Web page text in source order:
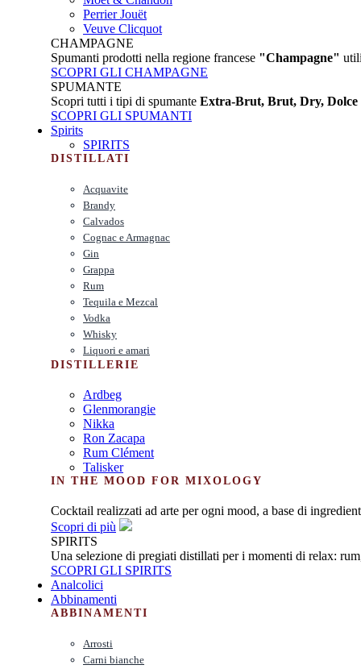
Perrier Jouët
Veuve Clicquot
CHAMPAGNE
Spumanti prodotti nella regione francese "Champagne"
SCOPRI GLI CHAMPAGNE
SPUMANTE
Scopri tutti i tipi di spumante Extra-Brut, Brut, Dry, Dolce
SCOPRI GLI SPUMANTI
Spirits
SPIRITS
DISTILLATI
Acquavite
Brandy
Calvados
Cognac e Armagnac
Gin
Grappa
Rum
Tequila e Mezcal
Vodka
Whisky
Liquori e amari
DISTILLERIE
Ardbeg
Glenmorangie
Nikka
Ron Zacapa
Rum Clément
Talisker
IN THE MOOD FOR MIXOLOGY
Cocktail realizzati ad arte per ogni mood, a base di
Scopri di più
SPIRITS
Una selezione di pregiati distillati per i momenti di relax:
SCOPRI GLI SPIRITS
Analcolici
Abbinamenti
ABBINAMENTI
Arrosti
Carni bianche